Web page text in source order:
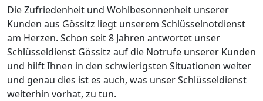
Die Zufriedenheit und Wohlbesonnenheit unserer
Kunden aus Gössitz liegt unserem Schlüsselnotdienst
am Herzen. Schon seit 8 Jahren antwortet unser
Schlüsseldienst Gössitz auf die Notrufe unserer Kunden
und hilft Ihnen in den schwierigsten Situationen weiter
und genau dies ist es auch, was unser Schlüsseldienst
weiterhin vorhat, zu tun.